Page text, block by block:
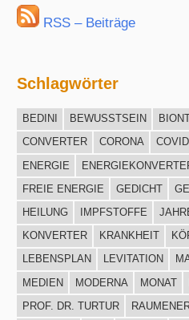
RSS – Beiträge
Schlagwörter
BEDINI BEWUSSTSEIN
CONVERTER
CORONA
ENERGIE
FREIE ENERGIE
GEDICHT
HEILUNG
IMPFSTOFFE
KONVERTER
KRANKHEIT
LEBENSPLAN
LEVITATION
MEDIEN
MODERNA MONAT
PROF. DR. TURTUR